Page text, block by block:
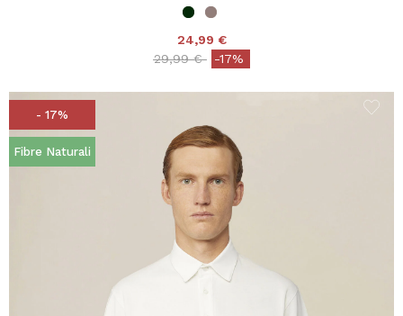
24,99 €
Price reduced from
29,99 €to-17%
- 17%
Fibre Naturali